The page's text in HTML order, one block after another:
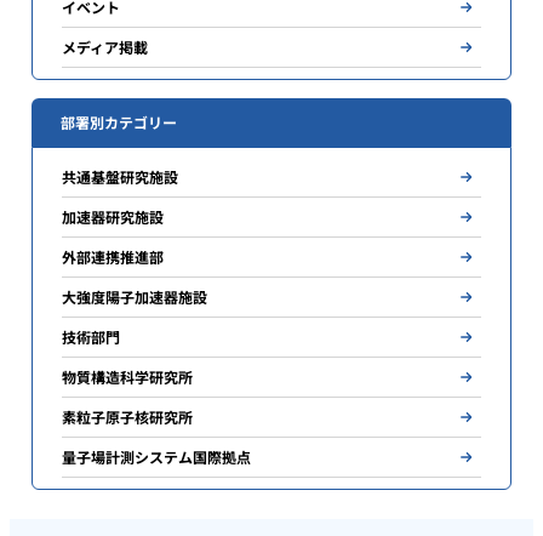
イベント
メディア掲載
部署別カテゴリー
共通基盤研究施設
加速器研究施設
外部連携推進部
大強度陽子加速器施設
技術部門
物質構造科学研究所
素粒子原子核研究所
量子場計測システム国際拠点